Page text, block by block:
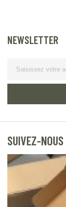
NEWSLETTER
SUIVEZ-NOUS